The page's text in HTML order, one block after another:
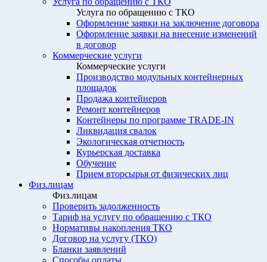
Услуга по обращению с ТКО
Оформление заявки на заключение договора
Оформление заявки на внесение изменений
в договор
Коммерческие услуги
Коммерческие услуги
Производство модульных контейнерных
площадок
Продажа контейнеров
Ремонт контейнеров
Контейнеры по программе TRADE-IN
Ликвидация свалок
Экологическая отчетность
Курьерская доставка
Обучение
Прием вторсырья от физических лиц
Физ.лицам
Физ.лицам
Проверить задолженность
Тариф на услугу по обращению с ТКО
Нормативы накопления ТКО
Договор на услугу (ТКО)
Бланки заявлений
Способы оплаты